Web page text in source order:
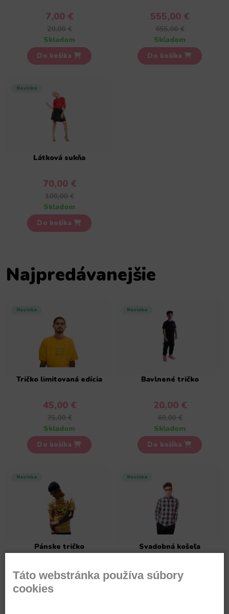
7,00 €
20,00 €
Skladom
Do košíka
555,00 €
655,00 €
Skladom
Do košíka
Novinka
Látková sukňa
70,00 €
100,00 €
Skladom
Do košíka
Najpredávanejšie
Novinka
Tričko limitovaná edícia
45,00 €
75,00 €
Skladom
Do košíka
Novinka
Bavlnené tričko
20,00 €
60,00 €
Skladom
Do košíka
Novinka
Pánske tričko
50,00 €
100,00 €
Novinka
Svadobná košeľa
50,00 €
Táto webstránka používa súbory
cookies